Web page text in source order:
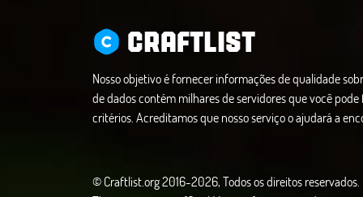
CRAFTLIST
Nosso objetivo é fornecer informações de qualidade
de dados contém milhares de servidores que você
critérios. Acreditamos que nosso serviço o ajudará a
© Craftlist.org 2016-2026, Todos os direitos reservados.